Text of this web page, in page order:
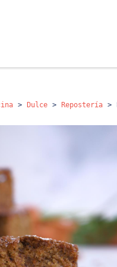
> Dulce > Repostería >